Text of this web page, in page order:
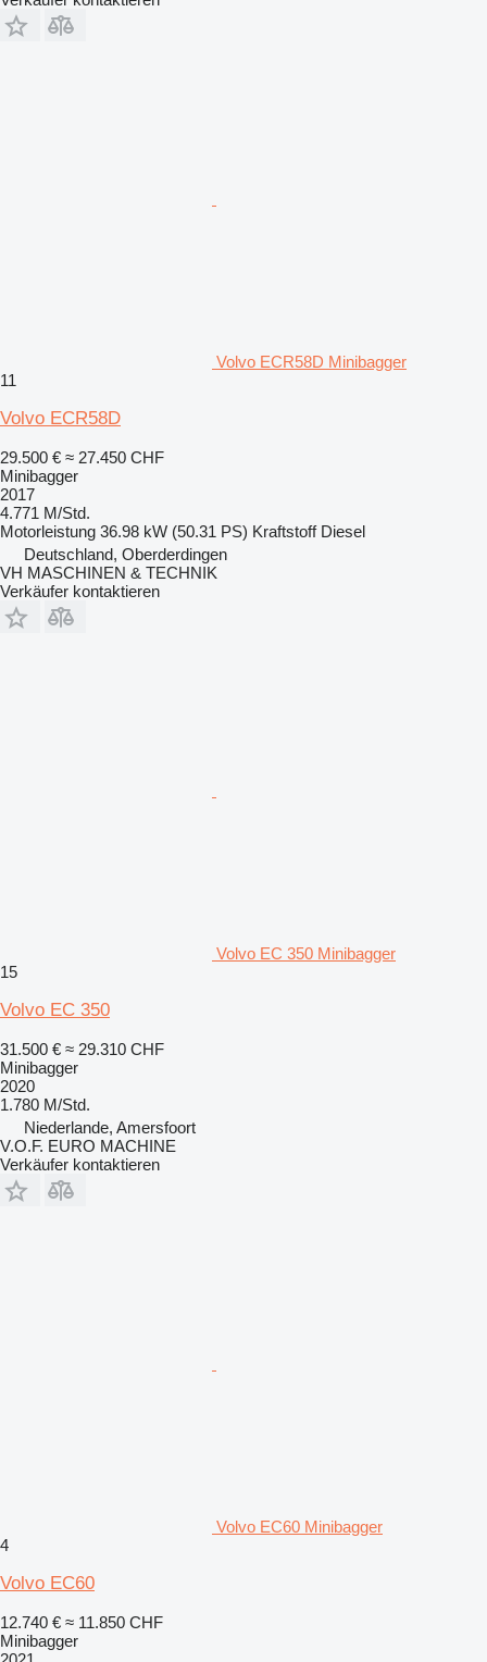
Volvo ECR58D Minibagger
11
Volvo ECR58D
29.500 € ≈ 27.450 CHF
Minibagger
2017
4.771 M/Std.
Motorleistung 36.98 kW (50.31 PS) Kraftstoff Diesel
Deutschland, Oberderdingen
VH MASCHINEN & TECHNIK
Verkäufer kontaktieren
Volvo EC 350 Minibagger
15
Volvo EC 350
31.500 € ≈ 29.310 CHF
Minibagger
2020
1.780 M/Std.
Niederlande, Amersfoort
V.O.F. EURO MACHINE
Verkäufer kontaktieren
Volvo EC60 Minibagger
4
Volvo EC60
12.740 € ≈ 11.850 CHF
Minibagger